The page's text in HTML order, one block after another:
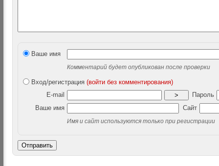
Ваше имя
Комментарий будет опубликован после проверки
Вход/регистрация (войти без комментирования)
E-mail
>
Пароль
Ваше имя
Сайт
Имя и сайт используются только при регистрации
Отправить